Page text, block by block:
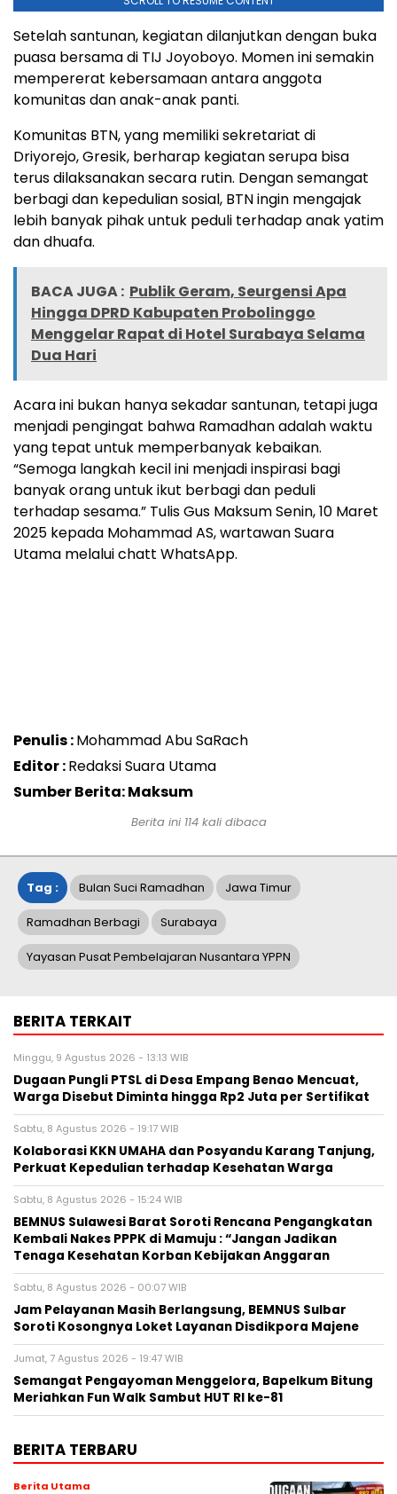
Setelah santunan, kegiatan dilanjutkan dengan buka
puasa bersama di TIJ Joyoboyo. Momen ini semakin
mempererat kebersamaan antara anggota
komunitas dan anak-anak panti.
Komunitas BTN, yang memiliki sekretariat di
Driyorejo, Gresik, berharap kegiatan serupa bisa
terus dilaksanakan secara rutin. Dengan semangat
berbagi dan kepedulian sosial, BTN ingin mengajak
lebih banyak pihak untuk peduli terhadap anak yatim
dan dhuafa.
BACA JUGA : Publik Geram, Seurgensi Apa
Hingga DPRD Kabupaten Probolinggo
Menggelar Rapat di Hotel Surabaya Selama
Dua Hari
Acara ini bukan hanya sekadar santunan, tetapi juga
menjadi pengingat bahwa Ramadhan adalah waktu
yang tepat untuk memperbanyak kebaikan.
“Semoga langkah kecil ini menjadi inspirasi bagi
banyak orang untuk ikut berbagi dan peduli
terhadap sesama.” Tulis Gus Maksum Senin, 10 Maret
2025 kepada Mohammad AS, wartawan Suara
Utama melalui chatt WhatsApp.
Penulis :Mohammad Abu SaRach
Editor :Redaksi Suara Utama
Sumber Berita: Maksum
Berita ini 114kali dibaca
Tag : Bulan Suci Ramadhan Jawa Timur
Ramadhan Berbagi Surabaya
Yayasan Pusat Pembelajaran Nusantara YPPN
BERITA TERKAIT
Minggu, 9 Agustus 2026 - 13:13 WIB
Dugaan Pungli PTSL di Desa Empang Benao Mencuat,
Warga Disebut Diminta hingga Rp2 Juta per Sertifikat
Sabtu, 8 Agustus 2026 - 19:17 WIB
Kolaborasi KKN UMAHA dan Posyandu Karang Tanjung,
Perkuat Kepedulian terhadap Kesehatan Warga
Sabtu, 8 Agustus 2026 - 15:24 WIB
BEMNUS Sulawesi Barat Soroti Rencana Pengangkatan
Kembali Nakes PPPK di Mamuju : “Jangan Jadikan
Tenaga Kesehatan Korban Kebijakan Anggaran
Sabtu, 8 Agustus 2026 - 00:07 WIB
Jam Pelayanan Masih Berlangsung, BEMNUS Sulbar
Soroti Kosongnya Loket Layanan Disdikpora Majene
Jumat, 7 Agustus 2026 - 19:47 WIB
Semangat Pengayoman Menggelora, Bapelkum Bitung
Meriahkan Fun Walk Sambut HUT RI ke-81
BERITA TERBARU
Berita Utama